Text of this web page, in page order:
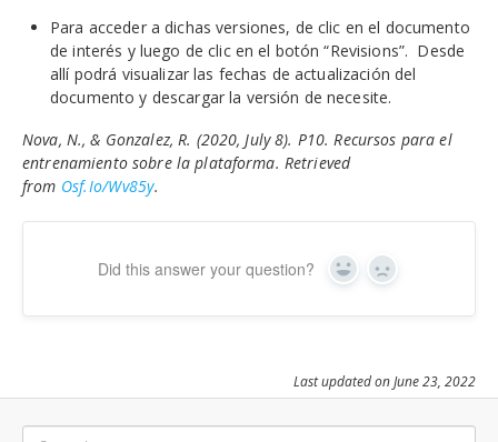
Para acceder a dichas versiones, de clic en el documento
de interés y luego de clic en el botón “Revisions”. Desde
allí podrá visualizar las fechas de actualización del
documento y descargar la versión de necesite.
Nova, N., & Gonzalez, R. (2020, July 8). P10. Recursos para el
entrenamiento sobre la plataforma. Retrieved
from Osf.io/wv85y.
Did this answer your question? Yes No
Last updated on June 23, 2022